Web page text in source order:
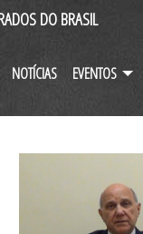
DO BRASIL
NOTÍCIAS EVENTOS